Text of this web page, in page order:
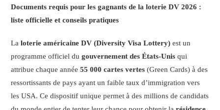
Documents requis pour les gagnants de la loterie DV 2026 :
liste officielle et conseils pratiques
Laloterie américaine DV (Diversity Visa Lottery) est un
programme officiel dugouvernement des États-Unis qui
attribue chaque année55 000 cartes vertes (Green Cards) à des
ressortissants de pays ayant un faible taux d’immigration vers
les USA. Ce dispositif unique permet à des millions de candidats